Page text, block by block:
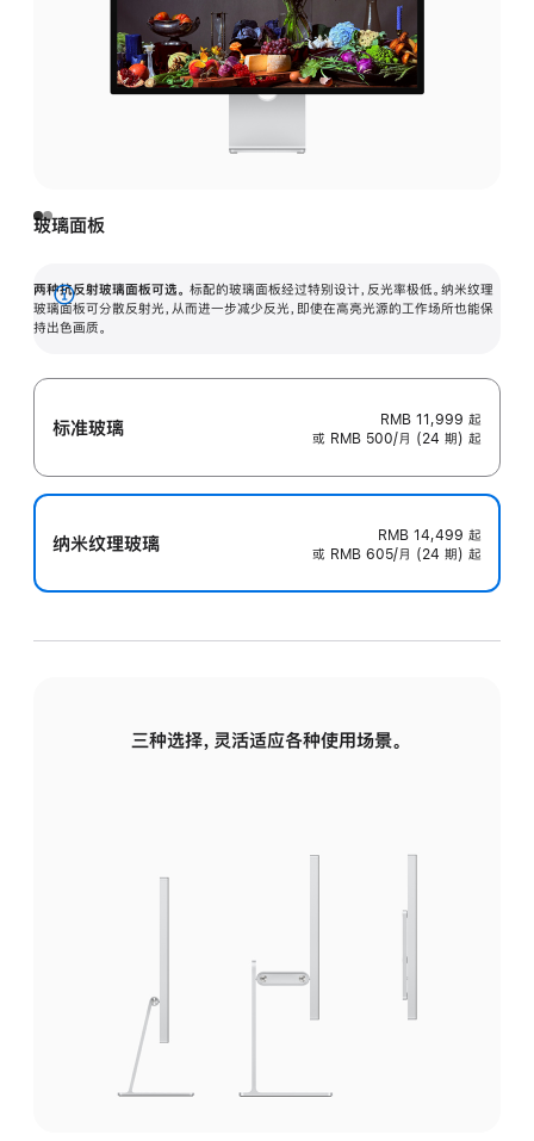
玻璃面板
两种抗反射玻璃面板可选。 标配的玻璃面板经过特别设计，反光率极低。纳米纹理
玻璃面板可分散反射光，从而进一步减少反光，即使在高亮光源的工作场所也能保
持出色画质。
展
开
标准玻璃 RMB 11,999 起
或 RMB 500/月 (24 期) 起
纳米纹理玻璃 RMB 14,499 起
或 RMB 605/月 (24 期) 起
三种选择，灵活适应各种使用场景。